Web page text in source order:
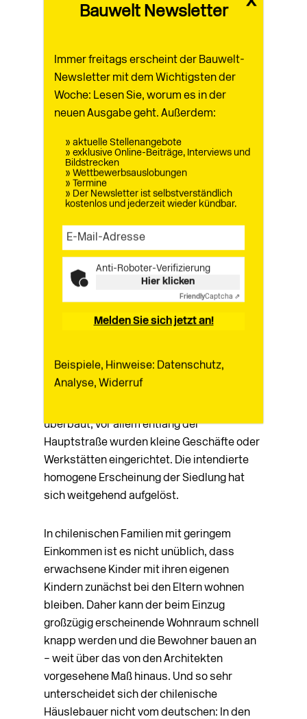
Inneren ausbauen lässt. So wollen die
Qualität der Hülle garantieren. Im Innern soll
das Haus zunächst tatsächlich leer sein,
mit Ausnahme von Küche und Bad. Das über
der Küche liegende Bad soll über eine
Treppe erreichbar sein, die auch den Rest
des Obergeschosses erschließen wird,
wenn die Bewohner den Fußboden
eingezogen haben. Die Erhöhung der
Förderung im sozialen Wohnbaus just im
Jahr 2006 und die damit verbundenen
erweiterten gesetzlichen
Mindestansprüche verlangen die Änderung
des Zwei-Stufen-Konzepts: Gefordert ist
nun ein komplett ausgebautes,
dreigeschossiges Haus.
Quadratmetern vergleichweise groß ist,
erweitern viele Bewohner schon bald. Die
überbaut, vor allem entlang der
Hauptstraße wurden kleine Geschäfte oder
Werkstätten eingerichtet. Die intendierte
homogene Erscheinung der Siedlung hat
sich weitgehend aufgelöst.
In chilenischen Familien mit geringem
Einkommen ist es nicht unüblich, dass
erwachsene Kinder mit ihren eigenen
Kindern zunächst bei den Eltern wohnen
bleiben. Daher kann der beim Einzug
großzügig erscheinende Wohnraum schnell
knapp werden und die Bewohner bauen an
– weit über das von den Architekten
vorgesehene Maß hinaus. Und so sehr
unterscheidet sich der chilenische
Häuslebauer nicht vom deutschen: In den
Bauwelt Newsletter
Immer freitags erscheint der Bauwelt-
Newsletter mit dem Wichtigsten der
Woche: Lesen Sie, worum es in der
neuen Ausgabe geht. Außerdem:
» aktuelle Stellenangebote
» exklusive Online-Beiträge, Interviews und
Bildstrecken
» Wettbewerbsauslobungen
» Termine
» Der Newsletter ist selbstverständlich
kostenlos und jederzeit wieder kündbar.
Anti-Roboter-Verifizierung
Hier klicken
FriendlyCaptcha ⇗
Melden Sie sich jetzt an!
Beispiele, Hinweise: Datenschutz,
Analyse, Widerruf